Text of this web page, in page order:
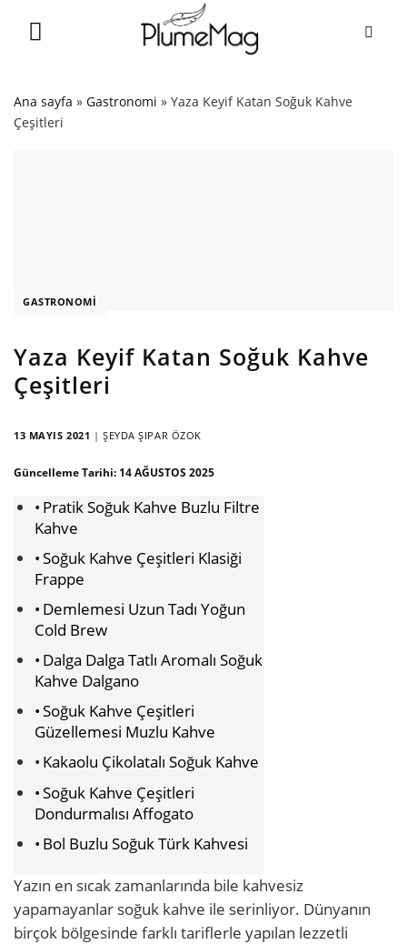
Ana sayfa » Gastronomi » Yaza Keyif Katan Soğuk Kahve
Çeşitleri
GASTRONOMI
Yaza Keyif Katan Soğuk Kahve
Çeşitleri
13 MAYIS 2021 | ŞEYDA ŞIPAR ÖZOK
Güncelleme Tarihi: 14 AĞUSTOS 2025
Pratik Soğuk Kahve Buzlu Filtre
Kahve
Soğuk Kahve Çeşitleri Klasiği
Frappe
Demlemesi Uzun Tadı Yoğun
Cold Brew
Dalga Dalga Tatlı Aromalı Soğuk
Kahve Dalgano
Soğuk Kahve Çeşitleri
Güzellemesi Muzlu Kahve
Kakaolu Çikolatalı Soğuk Kahve
Soğuk Kahve Çeşitleri
Dondurmalısı Affogato
Bol Buzlu Soğuk Türk Kahvesi
Yazın en sıcak zamanlarında bile kahvesiz
yapamayanlar soğuk kahve ile serinliyor. Dünyanın
birçok bölgesinde farklı tariflerle yapılan lezzetli